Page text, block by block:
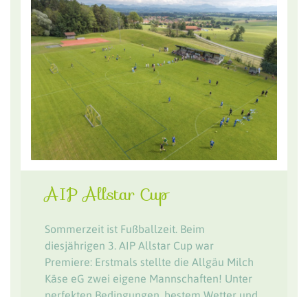
AIP Allstar Cup
Sommerzeit ist Fußballzeit. Beim
diesjährigen 3. AIP Allstar Cup war
Premiere: Erstmals stellte die Allgäu Milch
Käse eG zwei eigene Mannschaften! Unter